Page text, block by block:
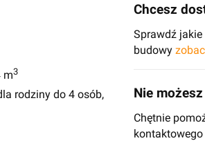
m3
rodziny do 4 osób,
Chcesz
Sprawdź
budowy
Nie
Chętnie